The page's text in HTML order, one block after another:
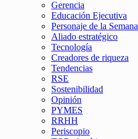
Gerencia
Educación Ejecutiva
Personaje de la Semana
Aliado estratégico
Tecnología
Creadores de riqueza
Tendencias
RSE
Sostenibilidad
Opinión
PYMES
RRHH
Periscopio